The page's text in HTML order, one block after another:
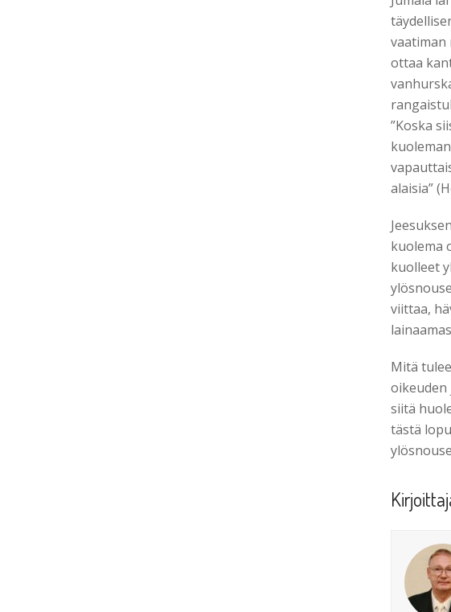
vaatiman
ottaa
”Koska
alaisia”
kuolema
kuolleet
viittaa,
Mitä
oikeuden
siitä
tästä